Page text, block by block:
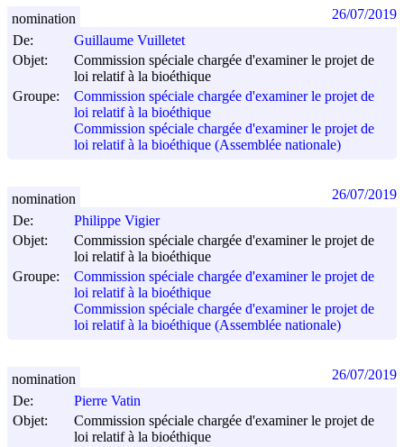
De:
Guillaume Vuilletet
Objet:
Commission spéciale chargée d'examiner le projet de
loi relatif à la bioéthique
Groupe:
Commission spéciale chargée d'examiner le projet de
loi relatif à la bioéthique
Commission spéciale chargée d'examiner le projet de
loi relatif à la bioéthique (Assemblée nationale)
nomination 26/07/2019
De:
Philippe Vigier
Objet:
Commission spéciale chargée d'examiner le projet de
loi relatif à la bioéthique
Groupe:
Commission spéciale chargée d'examiner le projet de
loi relatif à la bioéthique
Commission spéciale chargée d'examiner le projet de
loi relatif à la bioéthique (Assemblée nationale)
nomination 26/07/2019
De:
Pierre Vatin
Objet:
Commission spéciale chargée d'examiner le projet de
loi relatif à la bioéthique
nomination 26/07/2019